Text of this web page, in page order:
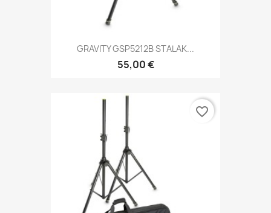
GRAVITY GSP5212B STALAK...
55,00 €
favorite_border